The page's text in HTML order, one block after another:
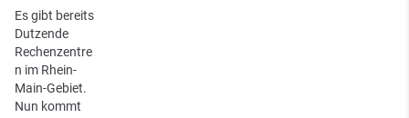
Es gibt bereits
Dutzende
Rechenzentre
n im Rhein-
Main-Gebiet.
Nun kommt